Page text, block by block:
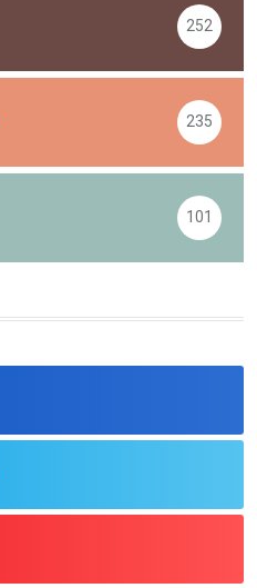
252
235
101